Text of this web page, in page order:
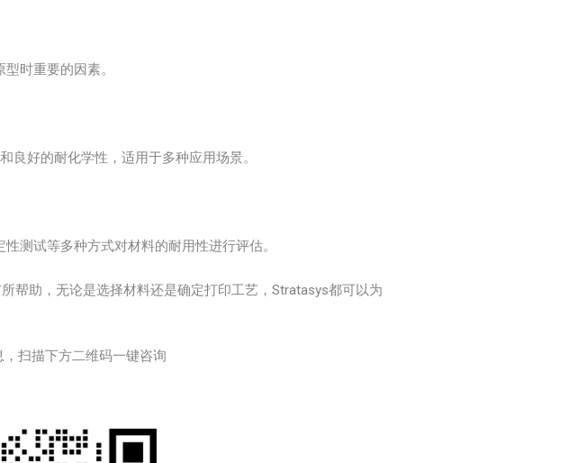
时重要的因素。
良好的耐化学性，适用于多种应用场景。
测试等多种方式对材料的耐用性进行评估。
帮助，无论是选择材料还是确定打印工艺，Stratasys都可以为
扫描下方二维码一键咨询